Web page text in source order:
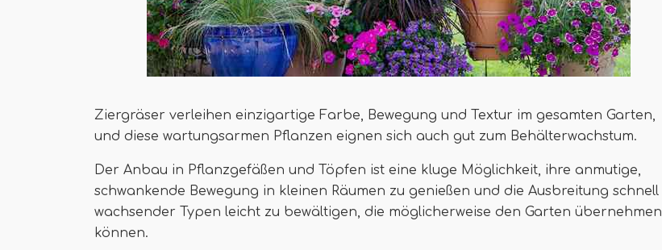
Ziergräser verleihen einzigartige Farbe, Bewegung und Textur im gesamten Garten,
und diese wartungsarmen Pflanzen eignen sich auch gut zum Behälterwachstum.
Der Anbau in Pflanzgefäßen und Töpfen ist eine kluge Möglichkeit, ihre anmutige,
schwankende Bewegung in kleinen Räumen zu genießen und die Ausbreitung schnell
wachsender Typen leicht zu bewältigen, die möglicherweise den Garten übernehmen
können.